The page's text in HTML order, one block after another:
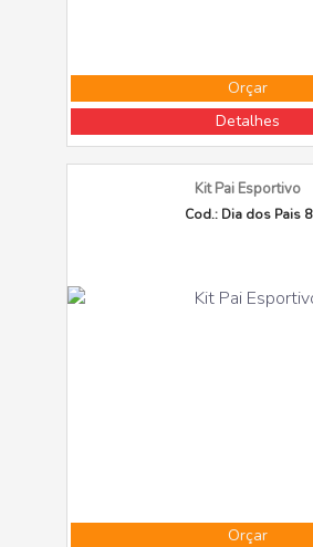
Orçar
Detalhes
Kit Pai Esportivo
Cod.: Dia dos Pais 8
Orçar